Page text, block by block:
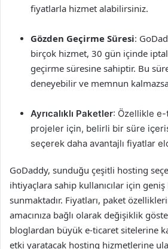
fiyatlarla hizmet alabilirsiniz.
Gözden Geçirme Süresi:
birçok hizmet, 30 gün içinde
geçirme süresine sahiptir. Bu
deneyebilir ve memnun
Ayrıcalıklı Paketler: Özellikle
projeler için, belirli bir süre
seçerek daha avantajlı fiyatlar
GoDaddy, sunduğu çeşitli hosting
ihtiyaçlara sahip kullanıcılar için
sunmaktadır. Fiyatları, paket
amacınıza bağlı olarak değişiklik
bloglardan büyük e-ticaret sitelerine
etki yaratacak hosting hizmetlerine